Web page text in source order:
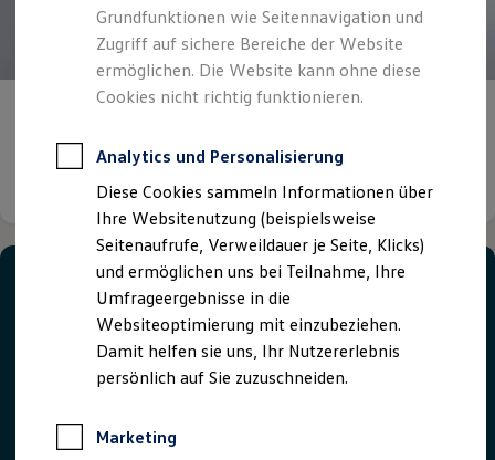
Autokredit mit Schlussrate
Versicherungen und Garantien
Kfz-Versicherung
Restschuldversicherungen
Garantien
Professional Class bei Volkswagen
Behörden
Direktkunden
Sonderfahrzeuge
Anpfiff zum Gewinn
Elektromobilität
Elektroautos
ID. Tutorials
Elektrofahrzeugkonzepte
ID. EVERY1
Reichweite
Rekuperation
Fleet Business Center im Service
Details ansehen
Grundfunktionen wie Seitennavigation und
Zugriff auf sichere Bereiche der Website
ermöglichen. Die Website kann ohne diese
Cookies nicht richtig funktionieren.
Analytics und Personalisierung
Diese Cookies sammeln Informationen über
Ihre Websitenutzung (beispielsweise
Seitenaufrufe, Verweildauer je Seite, Klicks)
und ermöglichen uns bei Teilnahme, Ihre
Umfrageergebnisse in die
Websiteoptimierung mit einzubeziehen.
Damit helfen sie uns, Ihr Nutzererlebnis
persönlich auf Sie zuzuschneiden.
Marketing